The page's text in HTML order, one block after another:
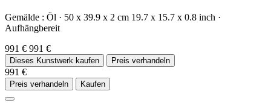
Gemälde : Öl · 50 x 39.9 x 2 cm 19.7 x 15.7 x 0.8 inch ·
Aufhängbereit
991 € 991 €
Dieses Kunstwerk kaufen Preis verhandeln
991 €
Preis verhandeln Kaufen